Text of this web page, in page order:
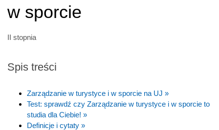
w sporcie
II stopnia
Spis treści
Zarządzanie w turystyce i w sporcie na UJ »
Test: sprawdź czy Zarządzanie w turystyce i w sporcie to
studia dla Ciebie! »
Definicje i cytaty »